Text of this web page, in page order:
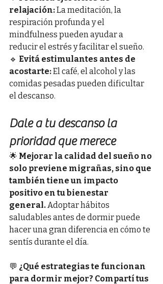
relajación: La meditación, la
respiración profunda y el
mindfulness pueden ayudar a
reducir el estrés y facilitar el sueño.
🔹 Evitá estimulantes antes de
acostarte: El café, el alcohol y las
comidas pesadas pueden dificultar
el descanso.
Dale a tu descanso la
prioridad que merece
🌟 Mejorar la calidad del sueño no
solo previene migrañas, sino que
también tiene un impacto
positivo en tu bienestar
general. Adoptar hábitos
saludables antes de dormir puede
hacer una gran diferencia en cómo te
sentís durante el día.
💬 ¿Qué estrategias te funcionan
para dormir mejor? Compartí tus